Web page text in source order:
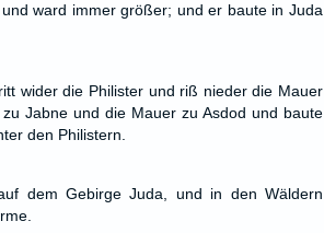
ward immer größer; und er baute in Juda
wider die Philister und riß nieder die Mauer
Jabne und die Mauer zu Asdod und baute
den Philistern.
dem Gebirge Juda, und in den Wäldern